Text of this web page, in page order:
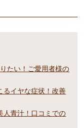
たい！ご愛用者様の
るイヤな症状！改善
人青汁！口コミでの